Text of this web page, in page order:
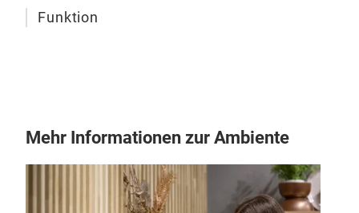
Funktion
Mehr Informationen zur Ambiente